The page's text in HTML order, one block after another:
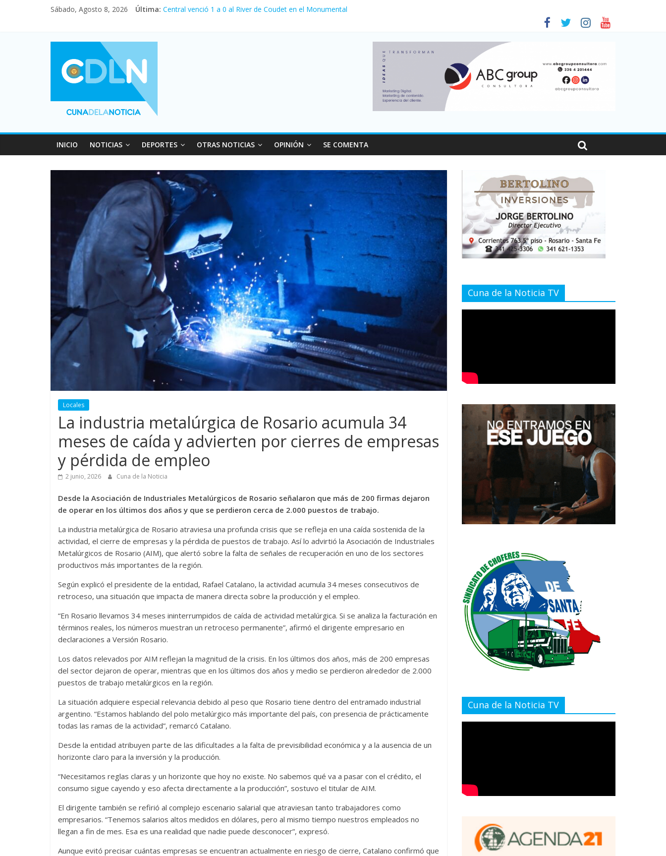
Sábado, Agosto 8, 2026 Última: Central venció 1 a 0 al River de Coudet en el Monumental
Vacaciones de invierno con más movimiento y consumo turístico: 4,6 millones de personas viajaron por el país, un 5,9% más que en 2025
Fuerte caída de la venta de autos usados en julio: bajó un 12,6% interanual
INICIO NOTICIAS DEPORTES OTRAS NOTICIAS OPINIÓN SE COMENTA
Locales
La industria metalúrgica de Rosario acumula 34
meses de caída y advierten por cierres de empresas
y pérdida de empleo
2 junio, 2026 Cuna de la Noticia
Desde la Asociación de Industriales Metalúrgicos de Rosario señalaron que más de 200 firmas dejaron
de operar en los últimos dos años y que se perdieron cerca de 2.000 puestos de trabajo.
La industria metalúrgica de Rosario atraviesa una profunda crisis que se refleja en una caída sostenida de la
actividad, el cierre de empresas y la pérdida de puestos de trabajo. Así lo advirtió la Asociación de Industriales
Metalúrgicos de Rosario (AIM), que alertó sobre la falta de señales de recuperación en uno de los sectores
productivos más importantes de la región.
Según explicó el presidente de la entidad, Rafael Catalano, la actividad acumula 34 meses consecutivos de
retroceso, una situación que impacta de manera directa sobre la producción y el empleo.
“En Rosario llevamos 34 meses ininterrumpidos de caída de actividad metalúrgica. Si se analiza la facturación en
términos reales, los números muestran un retroceso permanente”, afirmó el dirigente empresario en
declaraciones a Versión Rosario.
Los datos relevados por AIM reflejan la magnitud de la crisis. En los últimos dos años, más de 200 empresas
del sector dejaron de operar, mientras que en los últimos dos años y medio se perdieron alrededor de 2.000
puestos de trabajo metalúrgicos en la región.
La situación adquiere especial relevancia debido al peso que Rosario tiene dentro del entramado industrial
argentino. “Estamos hablando del polo metalúrgico más importante del país, con presencia de prácticamente
todas las ramas de la actividad”, remarcó Catalano.
Desde la entidad atribuyen parte de las dificultades a la falta de previsibilidad económica y a la ausencia de un
horizonte claro para la inversión y la producción.
“Necesitamos reglas claras y un horizonte que hoy no existe. No sabemos qué va a pasar con el crédito, el
consumo sigue cayendo y eso afecta directamente a la producción”, sostuvo el titular de AIM.
El dirigente también se refirió al complejo escenario salarial que atraviesan tanto trabajadores como
empresarios. “Tenemos salarios altos medidos en dólares, pero al mismo tiempo nuestros empleados no
llegan a fin de mes. Esa es una realidad que nadie puede desconocer”, expresó.
Aunque evitó precisar cuántas empresas se encuentran actualmente en riesgo de cierre, Catalano confirmó que
Cuna de la Noticia TV
Cuna de la Noticia TV